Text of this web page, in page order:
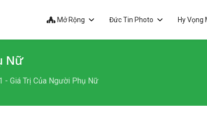
Mở Rộng Đức Tin Photo Hy Vọng
Nữ
- Giá Trị Của Người Phụ Nữ